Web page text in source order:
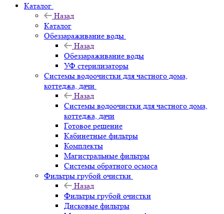
Каталог
Назад
Каталог
Обеззараживание воды
Назад
Обеззараживание воды
УФ стерилизаторы
Системы водоочистки для частного дома,
коттеджа, дачи
Назад
Системы водоочистки для частного дома,
коттеджа, дачи
Готовое решение
Кабинетные фильтры
Комплекты
Магистральные фильтры
Системы обратного осмоса
Фильтры грубой очистки
Назад
Фильтры грубой очистки
Дисковые фильтры